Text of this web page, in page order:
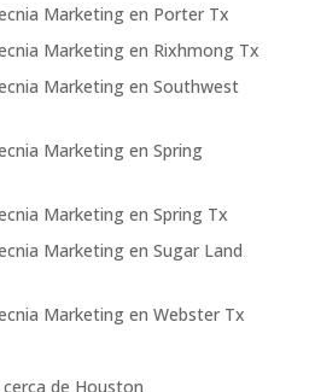
Marketing en Porter Tx
Marketing en Rixhmong Tx
Marketing en Southwest
Marketing en Spring
Marketing en Spring Tx
Marketing en Sugar Land
Marketing en Webster Tx
de Houston